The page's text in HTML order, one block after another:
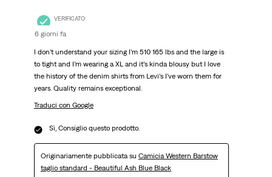
VERIFICATO
6 giorni fa
I don’t understand your sizing I’m 510 165 lbs and the large is
to tight and I’m wearing a XL and it’s kinda blousy but I love
the history of the denim shirts from Levi’s I’ve worn them for
years. Quality remains exceptional.
Traduci con Google
Sì, Consiglio questo prodotto.
Originariamente pubblicata su Camicia Western Barstow
taglio standard - Beautiful Ash Blue Black